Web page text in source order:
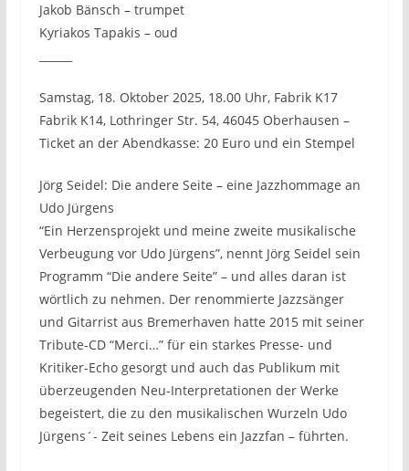
Jakob Bänsch – trumpet
Kyriakos Tapakis – oud
Samstag, 18. Oktober 2025, 18.00 Uhr, Fabrik K17
Fabrik K14, Lothringer Str. 54, 46045 Oberhausen –
Ticket an der Abendkasse: 20 Euro und ein Stempel
Jörg Seidel: Die andere Seite – eine Jazzhommage an
Udo Jürgens
“Ein Herzensprojekt und meine zweite musikalische
Verbeugung vor Udo Jürgens”, nennt Jörg Seidel sein
Programm “Die andere Seite” – und alles daran ist
wörtlich zu nehmen. Der renommierte Jazzsänger
und Gitarrist aus Bremerhaven hatte 2015 mit seiner
Tribute-CD “Merci…” für ein starkes Presse- und
Kritiker-Echo gesorgt und auch das Publikum mit
überzeugenden Neu-Interpretationen der Werke
begeistert, die zu den musikalischen Wurzeln Udo
Jürgens´- Zeit seines Lebens ein Jazzfan – führten.